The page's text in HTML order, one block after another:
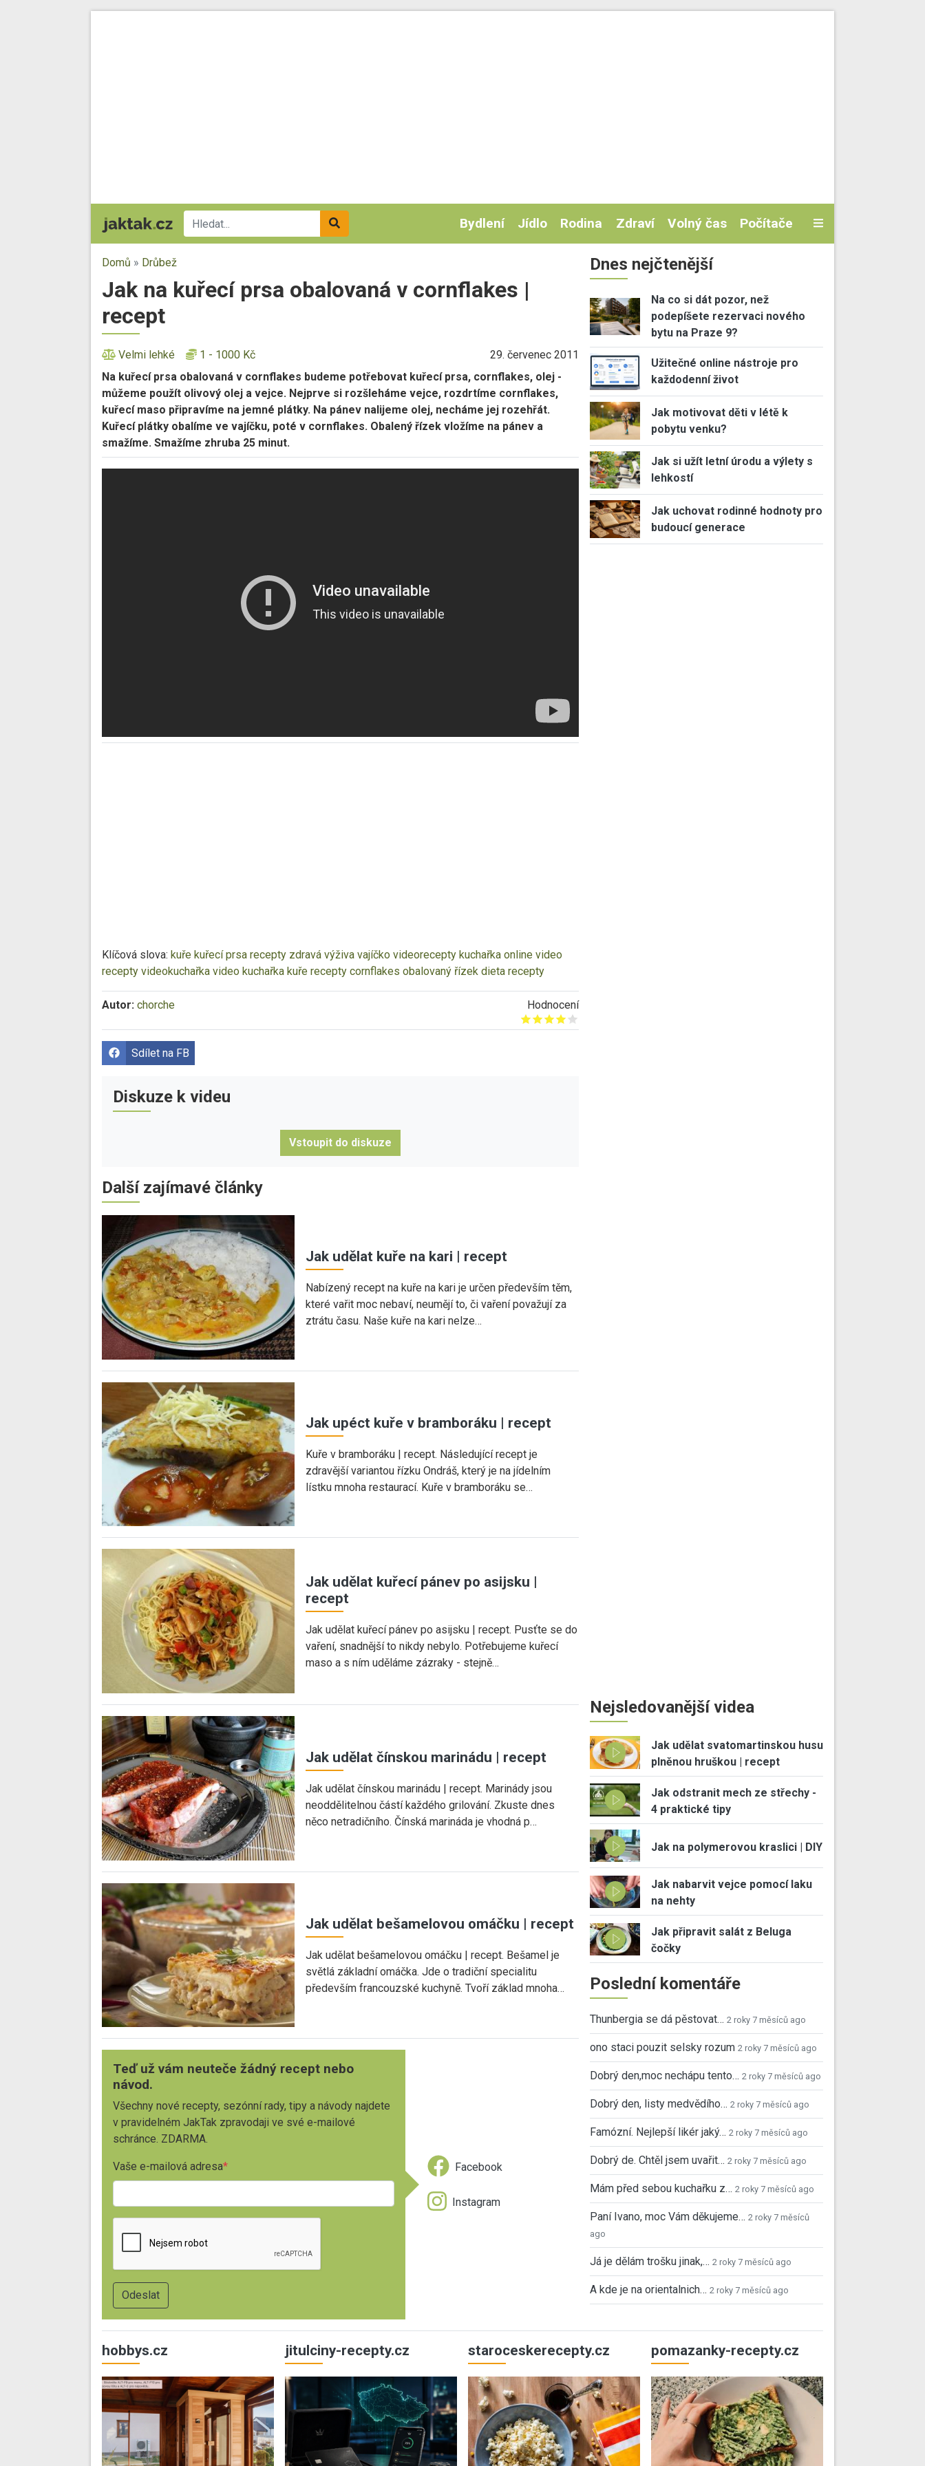
Bydlení Jídlo Rodina Zdraví Volný čas Počítače
Domů » Drůbež
Jak na kuřecí prsa obalovaná v cornflakes |
recept
Velmi lehké 1 - 1000 Kč
29. červenec 2011
Na kuřecí prsa obalovaná v cornflakes budeme potřebovat kuřecí prsa, cornflakes, olej -
můžeme použít olivový olej a vejce. Nejprve si rozšleháme vejce, rozdrtíme cornflakes,
kuřecí maso připravíme na jemné plátky. Na pánev nalijeme olej, necháme jej rozehřát.
Kuřecí plátky obalíme ve vajíčku, poté v cornflakes. Obalený řízek vložíme na pánev a
smažíme. Smažíme zhruba 25 minut.
Klíčová slova: kuře kuřecí prsa recepty zdravá výživa vajíčko videorecepty kuchařka online video
recepty videokuchařka video kuchařka kuře recepty cornflakes obalovaný řízek dieta recepty
Autor: chorche
Hodnocení
Give it 1/5
Give it 2/5
Give it 3/5
Give it 4/5
Give it 5/5
Sdílet na FB
Diskuze k videu
Vstoupit do diskuze
Další zajímavé články
Jak udělat kuře na kari | recept
Nabízený recept na kuře na kari je určen především těm,
které vařit moc nebaví, neumějí to, či vaření považují za
ztrátu času. Naše kuře na kari nelze…
Jak upéct kuře v bramboráku | recept
Kuře v bramboráku | recept. Následující recept je
zdravější variantou řízku Ondráš, který je na jídelním
lístku mnoha restaurací. Kuře v bramboráku se…
Jak udělat kuřecí pánev po asijsku |
recept
Jak udělat kuřecí pánev po asijsku | recept. Pusťte se do
vaření, snadnější to nikdy nebylo. Potřebujeme kuřecí
maso a s ním uděláme zázraky - stejně…
Jak udělat čínskou marinádu | recept
Jak udělat čínskou marinádu | recept. Marinády jsou
neoddělitelnou částí každého grilování. Zkuste dnes
něco netradičního. Čínská marináda je vhodná p…
Jak udělat bešamelovou omáčku | recept
Jak udělat bešamelovou omáčku | recept. Bešamel je
světlá základní omáčka. Jde o tradiční specialitu
především francouzské kuchyně. Tvoří základ mnoha…
Teď už vám neuteče žádný recept nebo
návod.
Všechny nové recepty, sezónní rady, tipy a návody najdete
v pravidelném JakTak zpravodaji ve své e-mailové
schránce. ZDARMA.
Vaše e-mailová adresa Facebook
Instagram
Dnes nejčtenější
Na co si dát pozor, než
podepíšete rezervaci nového
bytu na Praze 9?
Užitečné online nástroje pro
každodenní život
Jak motivovat děti v létě k
pobytu venku?
Jak si užít letní úrodu a výlety s
lehkostí
Jak uchovat rodinné hodnoty pro
budoucí generace
Nejsledovanější videa
Jak udělat svatomartinskou husu
plněnou hruškou | recept
Jak odstranit mech ze střechy -
4 praktické tipy
Jak na polymerovou kraslici | DIY
Jak nabarvit vejce pomocí laku
na nehty
Jak připravit salát z Beluga
čočky
Poslední komentáře
Thunbergia se dá pěstovat… 2 roky 7 měsíců ago
ono staci pouzit selsky rozum 2 roky 7 měsíců ago
Dobrý den,moc nechápu tento… 2 roky 7 měsíců ago
Dobrý den, listy medvědího… 2 roky 7 měsíců ago
Famózní. Nejlepší likér jaký… 2 roky 7 měsíců ago
Dobrý de. Chtěl jsem uvařit… 2 roky 7 měsíců ago
Mám před sebou kuchařku z… 2 roky 7 měsíců ago
Paní Ivano, moc Vám děkujeme… 2 roky 7 měsíců
ago
Já je dělám trošku jinak,… 2 roky 7 měsíců ago
A kde je na orientalnich… 2 roky 7 měsíců ago
hobbys.cz jitulciny-recepty.cz staroceskerecepty.cz pomazanky-recepty.cz